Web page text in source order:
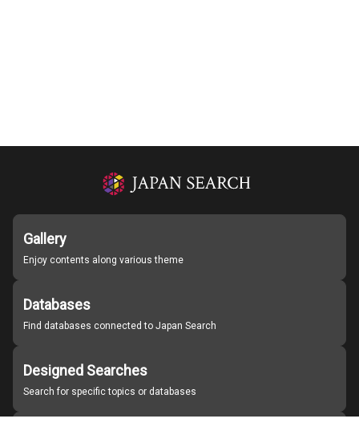
Gallery
Enjoy contents along various theme
Databases
Find databases connected to Japan Search
Designed Searches
Search for specific topics or databases